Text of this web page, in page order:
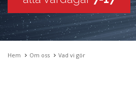
Hem Om oss Vad vi gör